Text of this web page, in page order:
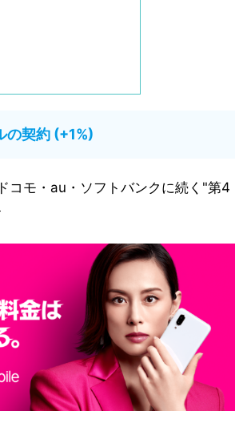
の契約 (+1%)
コモ・au・ソフトバンクに続く"第4